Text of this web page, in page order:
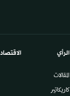
الرأي
المقالات
كاريكاتير
الاقتصاد